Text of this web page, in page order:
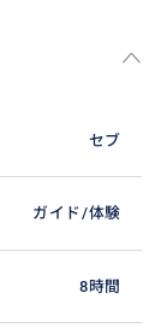
セブ
ガイド/体験
8時間